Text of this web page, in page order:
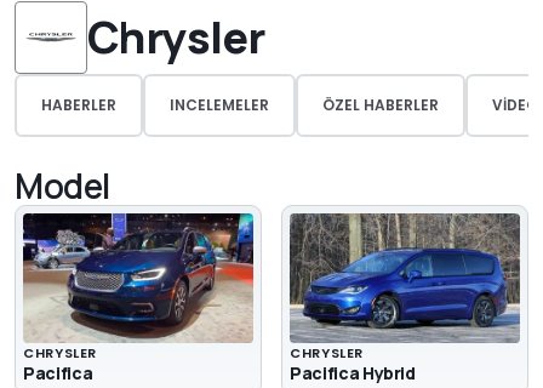
Chrysler
HABERLER INCELEMELER ÖZEL HABERLER
Model
CHRYSLER
Pacifica
CHRYSLER
Pacifica Hybrid